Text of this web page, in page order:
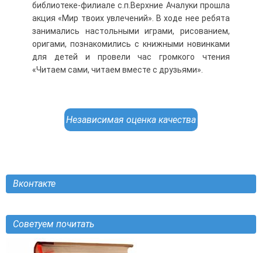
библиотеке-филиале с.п.Верхние Ачалуки прошла
акция «Мир твоих увлечений». В ходе нее ребята
занимались настольными играми, рисованием,
оригами, познакомились с книжными новинками
для детей и провели час громкого чтения
«Читаем сами, читаем вместе с друзьями».
Независимая оценка качества
Вконтакте
Советуем почитать